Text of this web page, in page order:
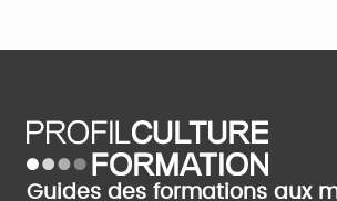
Guides des formations aux